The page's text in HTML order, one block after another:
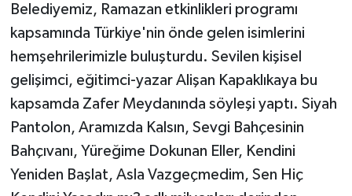
Belediyemiz, Ramazan etkinlikleri programı
kapsamında Türkiye'nin önde gelen isimlerini
hemşehrilerimizle buluşturdu. Sevilen kişisel
gelişimci, eğitimci-yazar Alişan Kapaklıkaya bu
kapsamda Zafer Meydanında söyleşi yaptı. Siyah
Pantolon, Aramızda Kalsın, Sevgi Bahçesinin
Bahçıvanı, Yüreğime Dokunan Eller, Kendini
Yeniden Başlat, Asla Vazgeçmedim, Sen Hiç